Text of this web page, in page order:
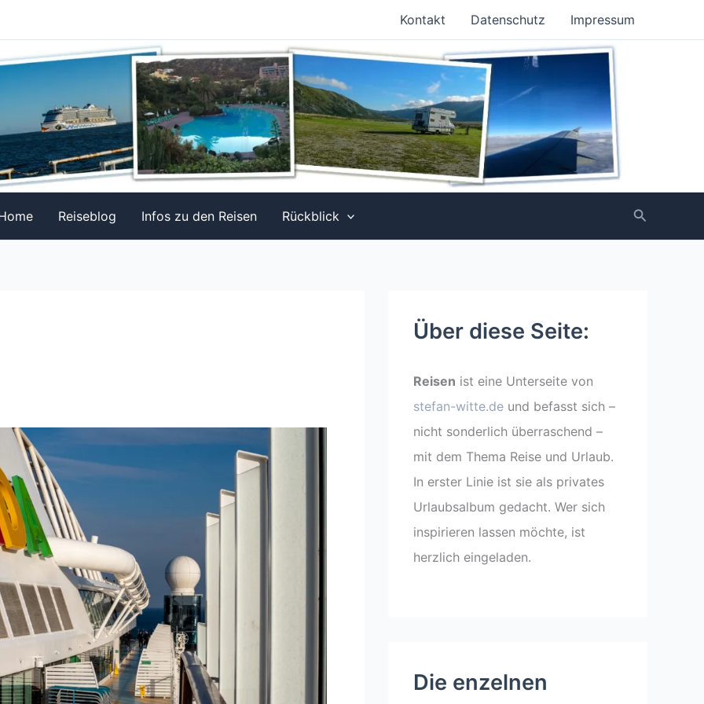
Kontakt Datenschutz Impressum
Reiseblog Infos zu den Reisen Rückblick Suchen
Über diese Seite:
Reisen ist eine Unterseite von
stefan-witte.de und befasst sich –
nicht sonderlich überraschend –
mit dem Thema Reise und Urlaub.
In erster Linie ist sie als privates
Urlaubsalbum gedacht. Wer sich
inspirieren lassen möchte, ist
herzlich eingeladen.
Die enzelnen